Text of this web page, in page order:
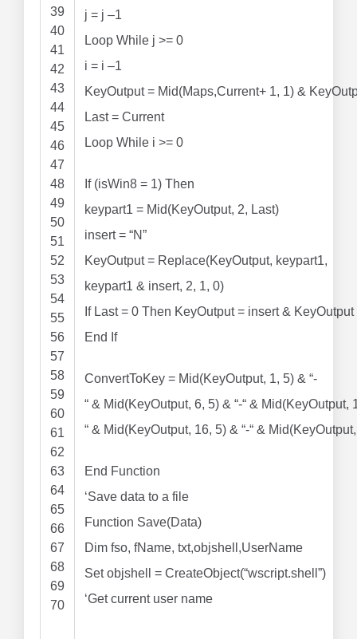
39
40
41
42
43
44
45
46
47
48
49
50
51
52
53
54
55
56
57
58
59
60
61
62
63
64
65
66
67
68
69
70
j = j –1
Loop While j >= 0
i = i –1
KeyOutput= Mid(Maps,Current+ 1, 1) &
Last= Current
Loop While i >= 0
If(isWin8 = 1) Then
keypart1 = Mid(KeyOutput, 2, Last)
insert= “N”
KeyOutput= Replace(KeyOutput, keypart1,
keypart1 & insert, 2, 1, 0)
IfLast= 0 Then KeyOutput= insert& KeyOutput
End If
ConvertToKey = Mid(KeyOutput, 1, 5) & “-
“ & Mid(KeyOutput, 6, 5) & “-“ & Mid(KeyOutput,
“ & Mid(KeyOutput, 16, 5) & “-“ & Mid
End Function
‘Save data to a file
Function Save(Data)
Dim fso, fName, txt,objshell,UserName
Setobjshell = CreateObject(“wscript.shell”)
‘Get current user name